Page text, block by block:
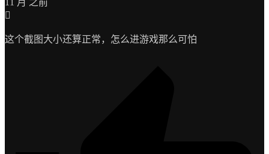
11 月 之前
这个截图大小还算正常，怎么进游戏那么可怕